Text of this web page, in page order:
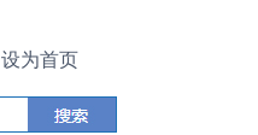
设为首页